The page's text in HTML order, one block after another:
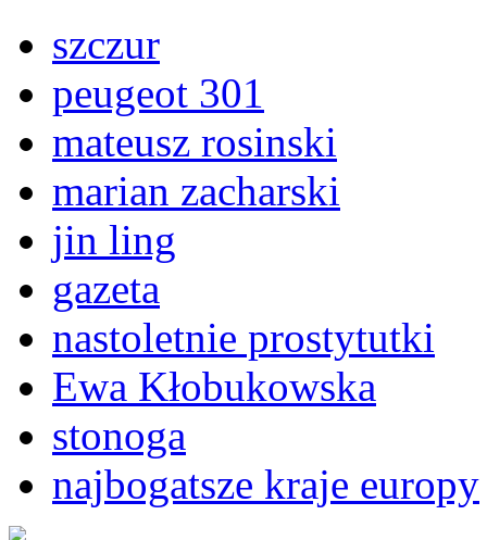
szczur
peugeot 301
mateusz rosinski
marian zacharski
jin ling
gazeta
nastoletnie prostytutki
Ewa Kłobukowska
stonoga
najbogatsze kraje europy